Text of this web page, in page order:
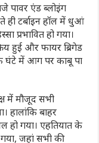
पावर एंड ब्लोइंग
ही टर्बाइन हॉल में धुआं
प्रभावित हो गया।
हुई और फायर ब्रिगेड
घंटे में आग पर काबू पा
में मौजूद सभी
हालांकि बाहर
हो गया। एहतियात के
जहां सभी की